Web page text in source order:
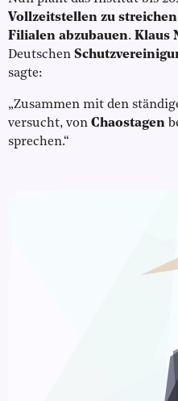
Vollzeitstellen zu streichen
Filialen abzubauen. Klaus
Deutschen
sagte:
„Zusammen mit den
versucht, von Chaostagen
sprechen.“